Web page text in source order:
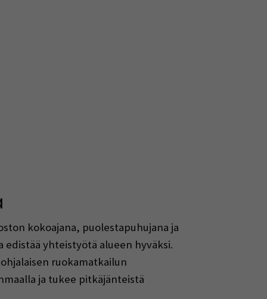
kokoajana, puolestapuhujana ja
yhteistyötä alueen hyväksi.
ruokamatkailun
ja tukee pitkäjänteistä